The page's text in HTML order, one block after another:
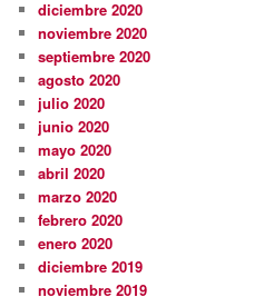
diciembre 2020
noviembre 2020
septiembre 2020
agosto 2020
julio 2020
junio 2020
mayo 2020
abril 2020
marzo 2020
febrero 2020
enero 2020
diciembre 2019
noviembre 2019